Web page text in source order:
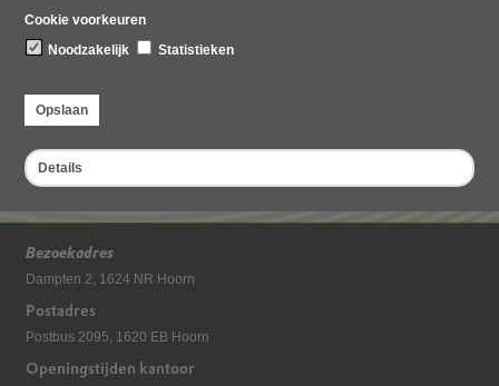
Cookie voorkeuren
Noodzakelijk
Statistieken
Opslaan
Details
Bezoekadres
Dampten 2, 1624 NR Hoorn
Postadres
Postbus 2095, 1620 EB Hoorn
Openingstijden kantoor